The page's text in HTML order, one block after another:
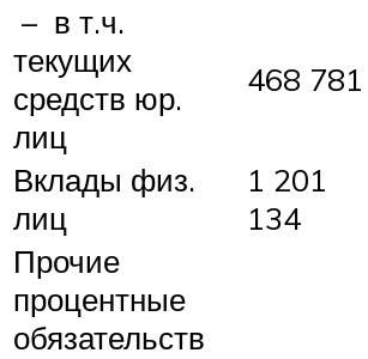
– в т.ч.
текущих
средств юр.
лиц
468 781
Вклады физ.
лиц
1 201
134
Прочие
процентные
обязательств